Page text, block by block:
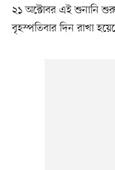
২১ অক্টোবর এই শুনানি
বৃহস্পতিবার দিন রাখা